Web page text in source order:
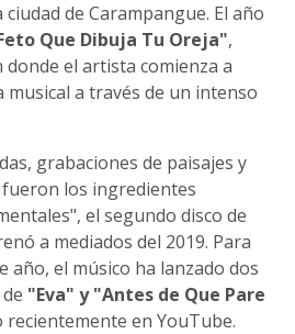
de Carampangue. El año
Que Dibuja Tu Oreja",
el artista comienza a
a través de un intenso
grabaciones de paisajes y
los ingredientes
el segundo disco de
a mediados del 2019. Para
año, el músico ha lanzado dos
"Eva" y "Antes de Que Pare
recientemente en YouTube.